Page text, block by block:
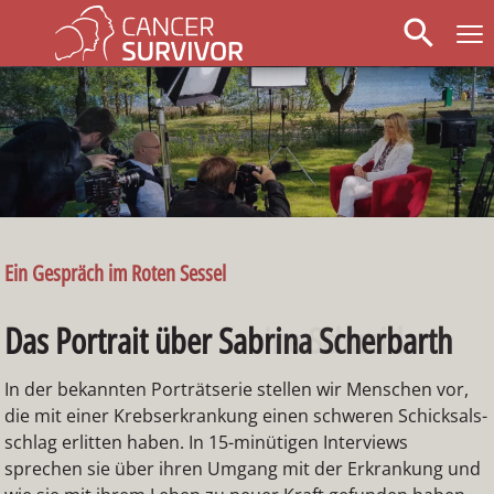
search
Ein Gespräch im Roten Sessel
Das Portrait über Sabine Schneider
In der bekannten Porträt­serie stellen wir Menschen vor,
die mit einer Krebs­er­kran­kung einen schwe­ren Schick­sals­
schlag erlitten haben. In 15-minütigen Inter­views
sprechen sie über ihren Umgang mit der Erkran­kung und
Ein Gespräch im Roten Sessel
Das Portrait über Sabrina Scherbarth
In der bekannten Porträt­serie stellen wir Menschen vor,
die mit einer Krebs­er­kran­kung einen schwe­ren Schick­sals­
schlag erlitten haben. In 15-minütigen Inter­views
sprechen sie über ihren Umgang mit der Erkran­kung und